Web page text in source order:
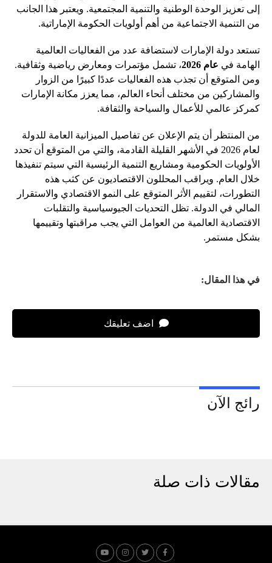
إلى تعزيز الوحدة الوطنية والتنمية المجتمعية. ويعتبر هذا الجانب
من التنمية الاجتماعية من أهم أولويات الحكومة الإماراتية.
تستعد دولة الإمارات لاستضافة عدد من الفعاليات العالمية
الهامة في عام 2026
، تشمل مؤتمرات ومعارض رياضية وثقافية.
ومن المتوقع أن تجذب هذه الفعاليات عددًا كبيرًا من الزوار
والمشاركين من مختلف أنحاء العالم، مما يعزز مكانة الإمارات
كمركز عالمي للأعمال والسياحة والثقافة.
من المنتظر أن يتم الإعلان عن تفاصيل الميزانية العامة للدولة
لعام 2026 في الأشهر القليلة القادمة، والتي من المتوقع أن تحدد
الأولويات الحكومية ومشاريع التنمية الرئيسية التي سيتم تنفيذها
خلال العام. ويراقب المحللون الاقتصاديون عن كثب هذه
التطورات، لتقييم الأثر المتوقع على النمو الاقتصادي والاستقرار
المالي في الدولة. تظل التحديات الجيوسياسية والتقلبات
الاقتصادية العالمية من العوامل التي يجب مراقبتها وتقييمها
بشكل مستمر.
في هذا المقال:
اضف تعليقك
رائج الآن
مقالات ذات صلة